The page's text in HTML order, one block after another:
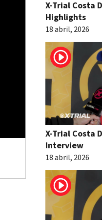
X-Trial Costa
Highlights
18 abril, 2026
X-Trial Costa
Interview
18 abril, 2026